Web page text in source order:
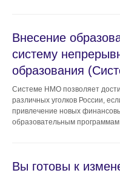
Внесение
систему
образования
Системе НМО позволяет
различных уголков России,
привлечение новых
образовательным программам
Вы готовы к